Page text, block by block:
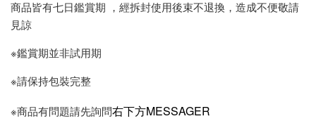
商品皆有七日鑑賞期 ，經拆封使用後束不退換，造成不便敬請
見諒
※鑑賞期並非試用期
※請保持包裝完整
※商品有問題請先詢問右下方MESSAGER